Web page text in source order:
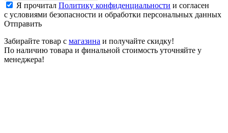
Я прочитал Политику конфиденциальности и согласен
с условиями безопасности и обработки персональных данных
Отправить
Забирайте товар с магазина и получайте скидку!
По наличию товара и финальной стоимость уточняйте у
менеджера!